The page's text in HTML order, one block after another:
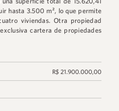
hasta 3.500 m², lo que permite
viviendas. Otra propiedad
cartera de propiedades
R$ 21.900.000,00